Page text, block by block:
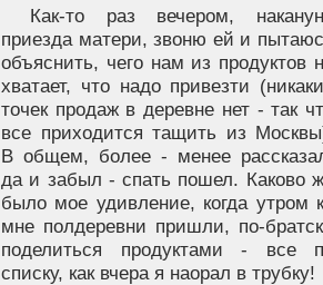
Как-то раз вечером,
приезда матери, звоню ей и
объяснить, чего нам из продуктов
хватает, что надо привезти
точек продаж в деревне нет - так
все приходится тащить из
В общем, более - менее
да и забыл - спать пошел. Каково
было мое удивление, когда утром
мне полдеревни пришли, по-
поделиться продуктами - все
списку, как вчера я наорал в трубку!